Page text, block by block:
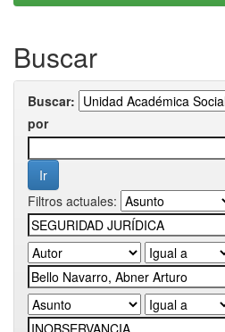
Buscar
Buscar:
por
Filtros actuales: